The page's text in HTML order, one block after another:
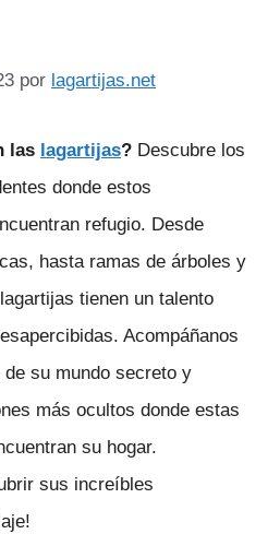
por lagartijas.net
las lagartijas? Descubre los
donde estos
refugio. Desde
hasta ramas de árboles y
tienen un talento
Acompáñanos
su mundo secreto y
más ocultos donde estas
su hogar.
sus increíbles